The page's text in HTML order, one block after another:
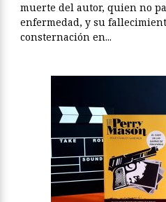
muerte del autor, quien no
enfermedad, y su
consternación en...